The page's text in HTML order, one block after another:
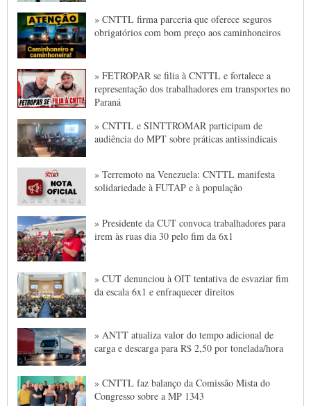
» CNTTL firma parceria que oferece seguros
obrigatórios com bom preço aos caminhoneiros
» FETROPAR se filia à CNTTL e fortalece a
representação dos trabalhadores em transportes no
Paraná
» CNTTL e SINTTROMAR participam de
audiência do MPT sobre práticas antissindicais
» Terremoto na Venezuela: CNTTL manifesta
solidariedade à FUTAP e à população
» Presidente da CUT convoca trabalhadores para
irem às ruas dia 30 pelo fim da 6x1
» CUT denunciou à OIT tentativa de esvaziar fim
da escala 6x1 e enfraquecer direitos
» ANTT atualiza valor do tempo adicional de
carga e descarga para R$ 2,50 por tonelada/hora
» CNTTL faz balanço da Comissão Mista do
Congresso sobre a MP 1343